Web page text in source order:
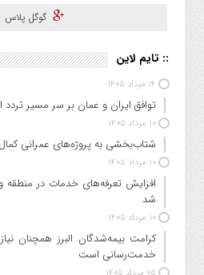
گوگل پلاس
:: تایم لاین
۱۴ مرداد ۱۴۰۵
توافق ایران و عمان بر سر مسیر تردد
۱۰ مرداد ۱۴۰۵
شتاب‌بخشی به پروژه‌های عمرانی
۱۰ مرداد ۱۴۰۵
افزایش تعرفه‌های خدمات در منطقه
شد
۱۰ مرداد ۱۴۰۵
کرامت بیمه‌شدگان البرز همچنان
خدمت‌رسانی است